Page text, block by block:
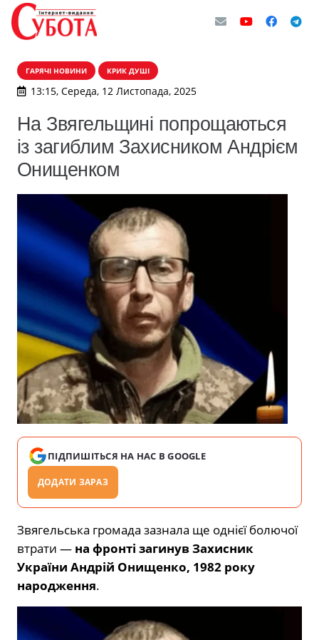
ГАРЯЧІ НОВИНИ КРИК ДУШІ
13:15, Середа, 12 Листопада, 2025
На Звягельщині попрощаються
із загиблим Захисником Андрієм
Онищенком
ПІДПИШІТЬСЯ НА НАС В GOOGLE
ДОДАТИ ЗАРАЗ
Звягельська громада зазнала ще однієї болючої
втрати — на фронті загинув Захисник
України Андрій Онищенко, 1982 року
народження.